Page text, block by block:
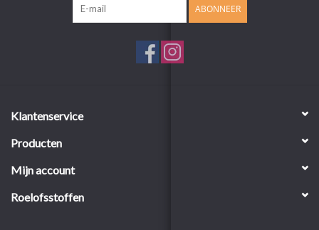
ABONNEER
Klantenservice
Producten
Mijn account
Roelofsstoffen